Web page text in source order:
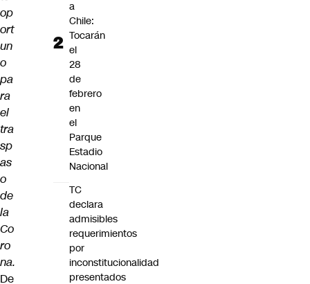
op
ort
un
o
pa
ra
el
tra
sp
as
o
de
la
Co
ro
na.
De
a
Chile:
Tocarán
el
28
de
febrero
en
el
Parque
Estadio
Nacional
TC
declara
admisibles
requerimientos
por
inconstitucionalidad
presentados